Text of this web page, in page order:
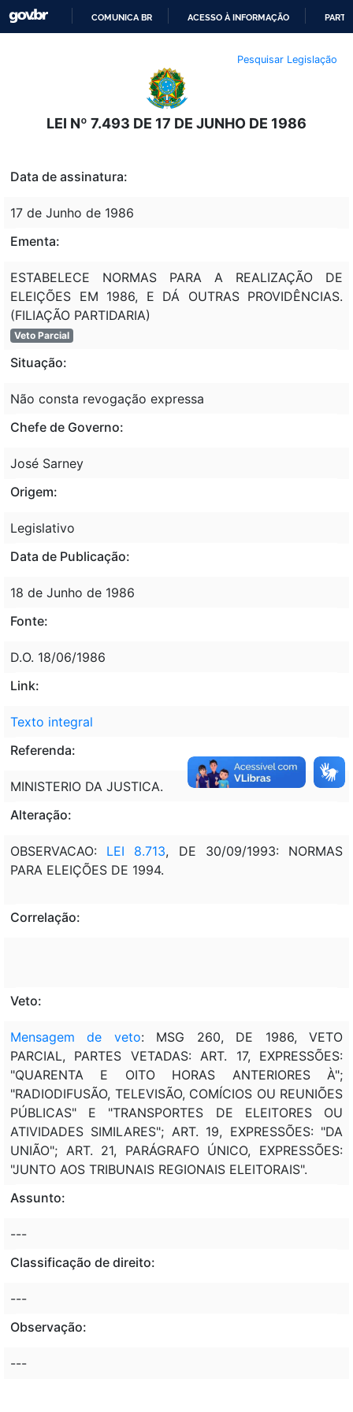
O
CONTEÚDO
COMUNICA BR ACESSO À INFORMAÇÃO
Pesquisar Legislação
LEI Nº 7.493 DE 17 DE JUNHO DE 1986
Data de assinatura:
17 de Junho de 1986
Ementa:
ESTABELECE NORMAS PARA A REALIZAÇÃO DE
ELEIÇÕES EM 1986, E DÁ OUTRAS PROVIDÊNCIAS.
(FILIAÇÃO PARTIDARIA)
Veto Parcial
Situação:
Não consta revogação expressa
Chefe de Governo:
José Sarney
Origem:
Legislativo
Data de Publicação:
18 de Junho de 1986
Fonte:
D.O. 18/06/1986
Link:
Texto integral
Referenda:
MINISTERIO DA JUSTICA.
Alteração:
OBSERVACAO: LEI 8.713, DE 30/09/1993: NORMAS
PARA ELEIÇÕES DE 1994.
Correlação:
Veto:
Mensagem de veto: MSG 260, DE 1986, VETO
PARCIAL, PARTES VETADAS: ART. 17, EXPRESSÕES:
"QUARENTA E OITO HORAS ANTERIORES À";
"RADIODIFUSÃO, TELEVISÃO, COMÍCIOS OU REUNIÕES
PÚBLICAS" E "TRANSPORTES DE ELEITORES OU
ATIVIDADES SIMILARES"; ART. 19, EXPRESSÕES: "DA
UNIÃO"; ART. 21, PARÁGRAFO ÚNICO, EXPRESSÕES:
"JUNTO AOS TRIBUNAIS REGIONAIS ELEITORAIS".
Assunto:
---
Classificação de direito:
---
Observação:
---